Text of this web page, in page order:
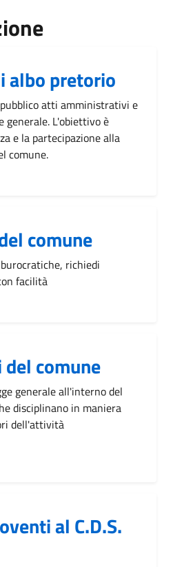
albo pretorio
atti amministrativi e
generale. L'obiettivo è
e la partecipazione alla
comune.
comune
richiedi
facilità
comune
generale all'interno del
disciplinano in maniera
dell'attività
al C.D.S.